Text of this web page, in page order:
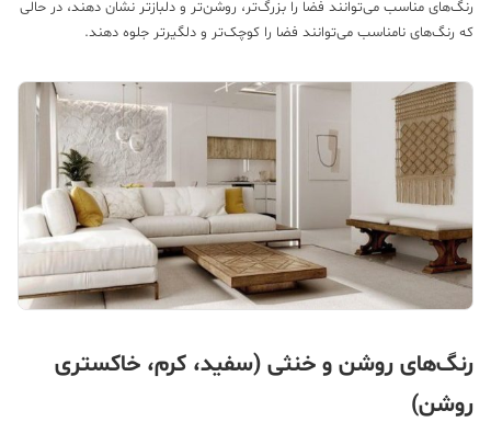
مناسب می‌توانند فضا را بزرگ‌تر، روشن‌تر و دلبازتر نشان دهند، در حالی
رنگ‌های نامناسب می‌توانند فضا را کوچک‌تر و دلگیرتر جلوه دهند.
روشن و خنثی (سفید، کرم، خاکستری